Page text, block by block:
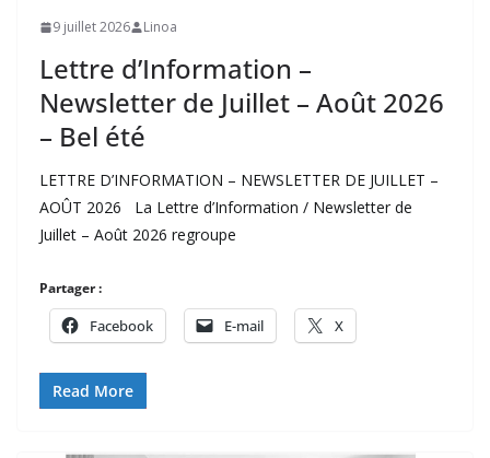
9 juillet 2026 Linoa
Lettre d’Information –
Newsletter de Juillet – Août 2026
– Bel été
LETTRE D’INFORMATION – NEWSLETTER DE JUILLET –
AOÛT 2026 La Lettre d’Information / Newsletter de
Juillet – Août 2026 regroupe
Partager :
Facebook E-mail X
Read More